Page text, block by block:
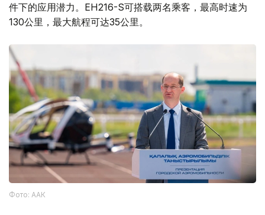
件下的应用潜力。EH216-S可搭载两名乘客，最高时速为
130公里，最大航程可达35公里。
Фото: ААК